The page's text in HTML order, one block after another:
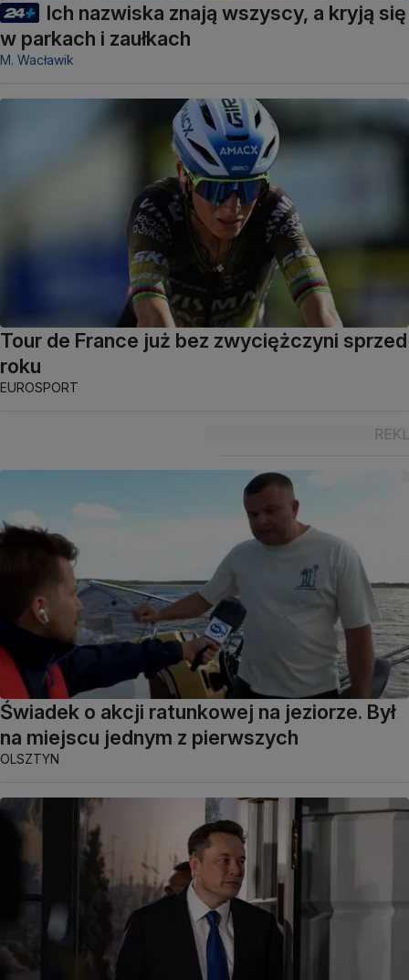
Ich nazwiska znają wszyscy, a kryją się
w parkach i zaułkach
M. Wacławik
Tour de France już bez zwyciężczyni sprzed
roku
EUROSPORT
Świadek o akcji ratunkowej na jeziorze. Był
na miejscu jednym z pierwszych
OLSZTYN